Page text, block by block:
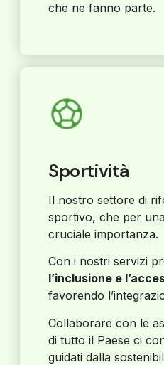
che ne fanno parte.
Sportività
Il nostro settore di
sportivo, che per
cruciale importanza.
Con i nostri servizi
l’inclusione e
favorendo
Collaborare con le
di tutto il Paese ci
guidati dalla